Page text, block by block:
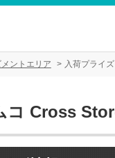
ントエリア 入荷プライズ
コ Cross